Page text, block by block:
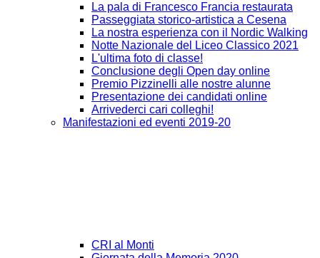
La pala di Francesco Francia restaurata
Passeggiata storico-artistica a Cesena
La nostra esperienza con il Nordic Walking
Notte Nazionale del Liceo Classico 2021
L'ultima foto di classe!
Conclusione degli Open day online
Premio Pizzinelli alle nostre alunne
Presentazione dei candidati online
Arrivederci cari colleghi!
Manifestazioni ed eventi 2019-20
CRI al Monti